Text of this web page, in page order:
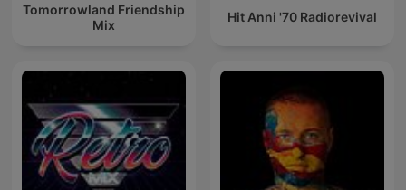
Tomorrowland Friendship
Mix
Hit Anni '70 Radiorevival